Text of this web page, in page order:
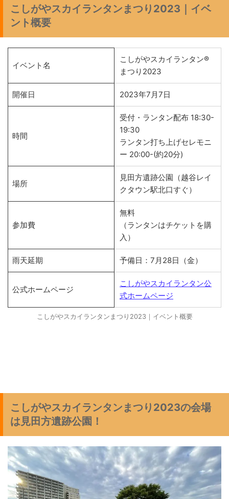
こしがやスカイランタンまつり2023｜イベ
ント概要
イベント名
こしがやスカイランタン®︎
まつり2023
開催日 2023年7月7日
時間
受付・ランタン配布 18:30-
19:30
ランタン打ち上げセレモニ
ー 20:00-(約20分)
場所
見田方遺跡公園（越谷レイ
クタウン駅北口すぐ）
参加費
無料
（ランタンはチケットを購
入）
雨天延期 予備日：7月28日（金）
公式ホームページ
こしがやスカイランタン公
式ホームページ
こしがやスカイランタンまつり2023｜イベント概要
こしがやスカイランタンまつり2023の会場
は見田方遺跡公園！